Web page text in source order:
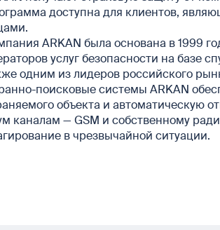
доступна для клиентов,
ARKAN была основана в 1999
услуг безопасности на базе
одним из лидеров российского
поисковые системы ARKAN
объекта и автоматическую
каналам — GSM и собственному
в чрезвычайной ситуации.